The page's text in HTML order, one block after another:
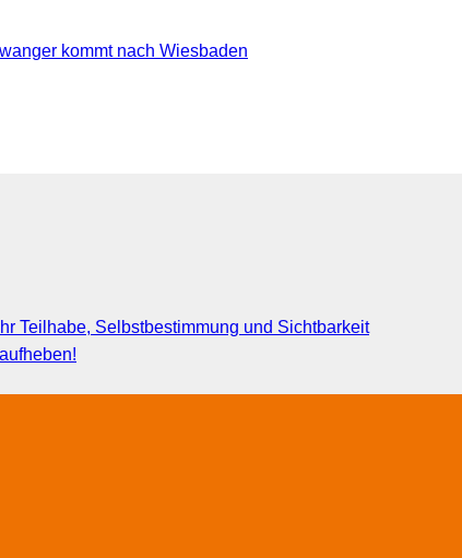
kommt nach Wiesbaden
Teilhabe, Selbstbestimmung und Sichtbarkeit